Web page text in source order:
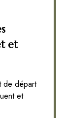
et
de départ
et